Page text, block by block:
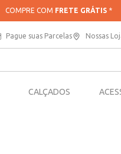
COMPRE COMFRETE GRÁTIS
Pague suas Parcelas Nossas
CALÇADOS